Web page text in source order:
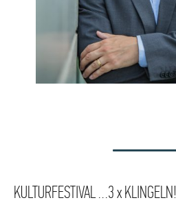
KULTURFESTIVAL …3 x KLINGELN!